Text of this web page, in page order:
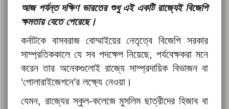
আজ পর্যন্ত দক্ষিণ ভারতের শুধু এই একটি রাজ্যেই বিজেপি
ক্ষমতায় যেতে পেরেছে।
কর্নাটকে বাসবরাজ বোম্মাইয়ের নেতৃত্বে বিজেপি সরকার
সাম্প্রতিককালে যে সব পদক্ষেপ নিয়েছে, পর্যবেক্ষকরা মনে
করেন তার অনেকগুলোই রাজ্যে সাম্প্রদায়িক বিভাজন বা
‘পোলারাইজেশনে’র লক্ষ্যে নেওয়া।
যেমন, রাজ্যের স্কুল-কলেজে মুসলিম ছাত্রীদের হিজাব বা